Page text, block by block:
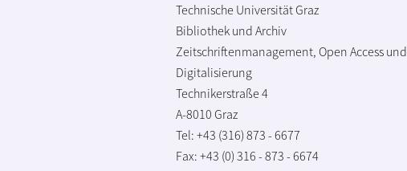
Technische Universität Graz
Bibliothek und Archiv
Zeitschriftenmanagement, Open Access und
Digitalisierung
Technikerstraße 4
A-8010 Graz
Tel: +43 (316) 873 - 6677
Fax: +43 (0) 316 - 873 - 6674